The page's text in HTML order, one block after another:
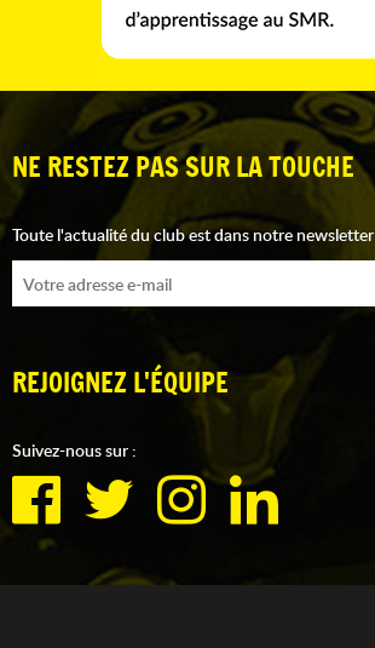
NE RESTEZ PAS SUR LA TOUCHE
Toute l'actualité du club est dans notre newsletter
REJOIGNEZ L'ÉQUIPE
Suivez-nous sur :